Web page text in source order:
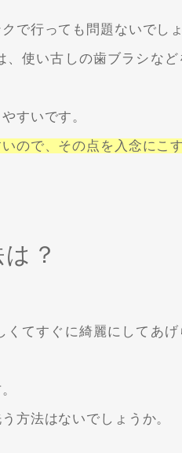
で行っても問題ないでしょ
使い古しの歯ブラシな
すいです。
ので、その点を入念にこ
？
てすぐに綺麗にしてあ
方法はないでしょうか。